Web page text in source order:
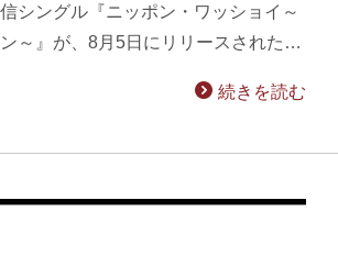
シングル『ニッポン・ワッショイ～
～』が、8月5日にリリースされた…
続きを読む